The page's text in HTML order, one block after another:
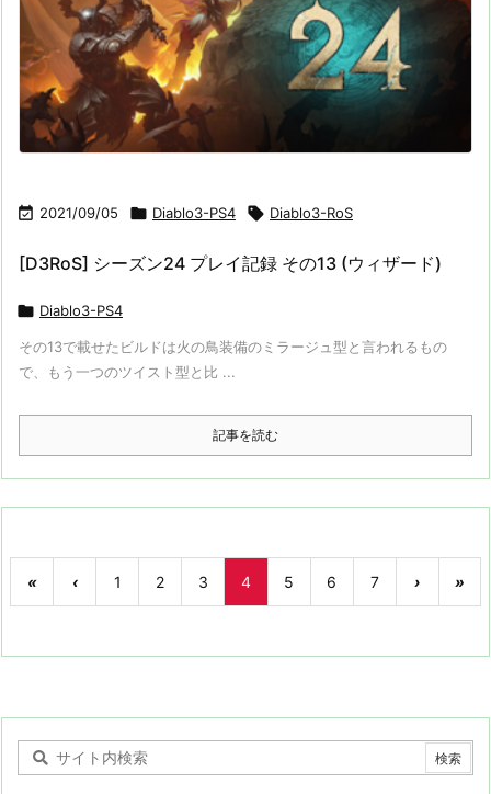
 2021/09/05  Diablo3-PS4  Diablo3-RoS
[D3RoS] シーズン24 プレイ記録 その13 (ウィザード)
 Diablo3-PS4
その13で載せたビルドは火の鳥装備のミラージュ型と言われるもの
で、もう一つのツイスト型と比 ...
記事を読む
« ‹ 1 2 3 4 5 6 7 › »